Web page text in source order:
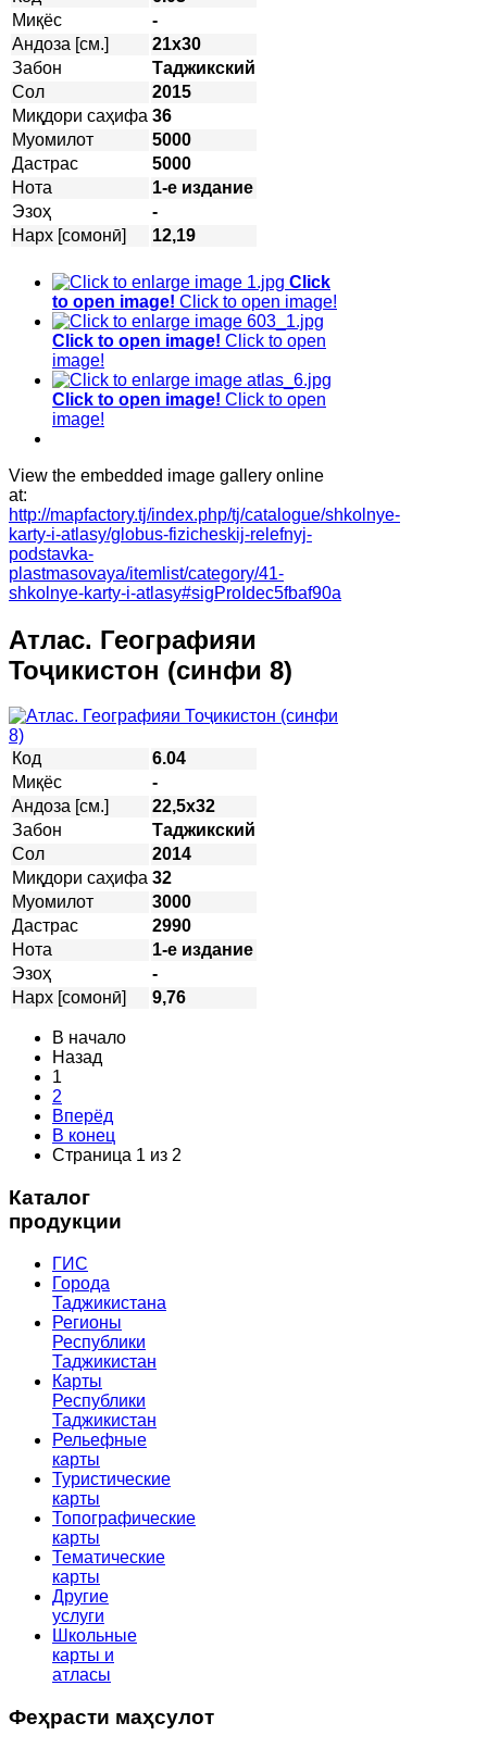
Миқёс
-
Андоза [см.]
21х30
Забон
Таджикский
Сол
2015
Миқдори саҳифа 36
Муомилот
5000
Дастрас
5000
Нота
1-е издание
Эзоҳ
-
Нарх [сомонӣ]
12,19
Click
to open image! Click to open image!
Click to open image! Click to open
image!
Click to open image! Click to open
image!
View the embedded image gallery online
at:
http://mapfactory.tj/index.php/tj/catalogue/shkolnye-
karty-i-atlasy/globus-fizicheskij-relefnyj-
podstavka-
plastmasovaya/itemlist/category/41-
shkolnye-karty-i-atlasy#sigProIdec5fbaf90a
Атлас. Географияи
Тоҷикистон (синфи 8)
Код
6.04
Миқёс
-
Андоза [см.]
22,5х32
Забон
Таджикский
Сол
2014
Миқдори саҳифа 32
Муомилот
3000
Дастрас
2990
Нота
1-е издание
Эзоҳ
-
Нарх [сомонӣ]
9,76
В начало
Назад
1
2
Вперёд
В конец
Страница 1 из 2
Каталог
продукции
ГИС
Города
Таджикистана
Регионы
Республики
Таджикистан
Карты
Республики
Таджикистан
Рельефные
карты
Туристические
карты
Топографические
карты
Тематические
карты
Другие
услуги
Школьные
карты и
атласы
Феҳрасти маҳсулот